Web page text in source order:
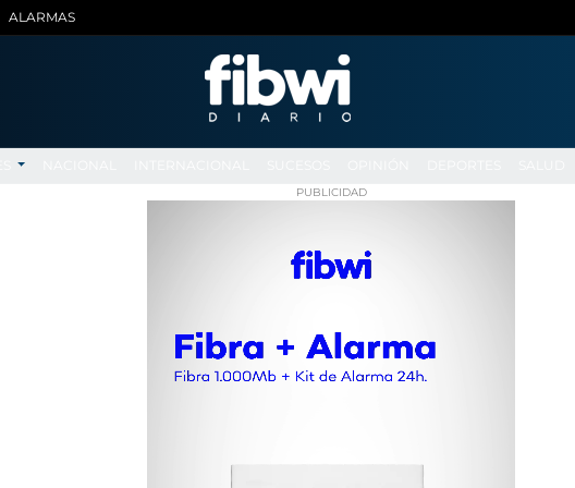
ALARMAS